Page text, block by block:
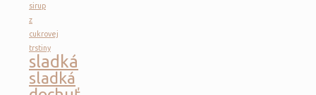
sirup
z
cukrovej
trstiny
sladká
sladká